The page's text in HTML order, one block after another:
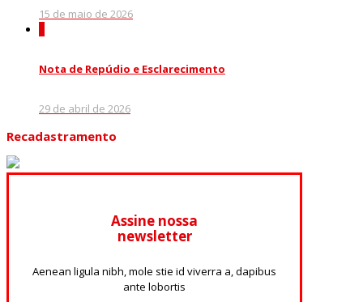
15 de maio de 2026
Nota de Repúdio e Esclarecimento
29 de abril de 2026
Recadastramento
Assine nossa
newsletter
Aenean ligula nibh, mole stie id viverra a, dapibus
ante lobortis